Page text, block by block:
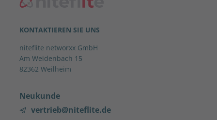
KONTAKTIEREN SIE UNS
niteflite networxx GmbH
Am Weidenbach 15
82362 Weilheim
Neukunde
vertrieb@niteflite.de